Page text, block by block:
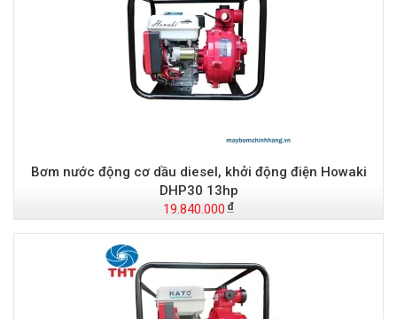
Bơm nước động cơ dầu diesel, khởi động điện Howaki
DHP30 13hp
19.840.000